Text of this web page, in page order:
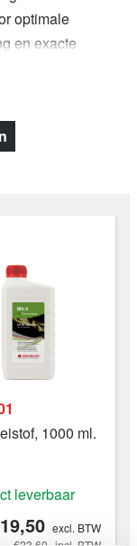
optimale
en exacte
veel gebruikt in
staal en
Euroboor
die
en beste
restmateriaal
deze prop is
door de
1000 ml.
leverbaar
excl. BTW